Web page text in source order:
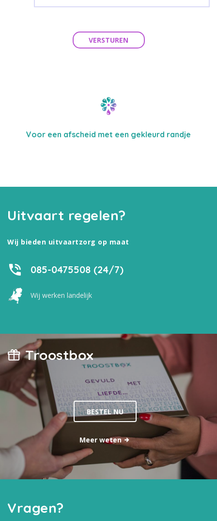
VERSTUREN
Voor een afscheid met een gekleurd randje
Uitvaart regelen?
Wij bieden uitvaartzorg op maat
085-0475508 (24/7)
Wij werken landelijk
Troostbox
BESTEL NU
Meer weten
Vragen?